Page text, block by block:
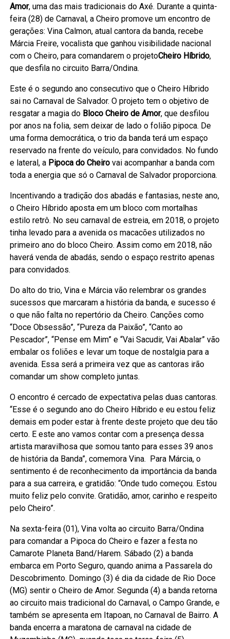
Amor, uma das mais tradicionais do Axé. Durante a quinta-
feira (28) de Carnaval, a Cheiro promove um encontro de
gerações: Vina Calmon, atual cantora da banda, recebe
Márcia Freire, vocalista que ganhou visibilidade nacional
com o Cheiro, para comandarem o projetoCheiro Híbrido,
que desfila no circuito Barra/Ondina.
Este é o segundo ano consecutivo que o Cheiro Híbrido
sai no Carnaval de Salvador. O projeto tem o objetivo de
resgatar a magia do Bloco Cheiro de Amor, que desfilou
por anos na folia, sem deixar de lado o folião pipoca. De
uma forma democrática, o trio da banda terá um espaço
reservado na frente do veículo, para convidados. No fundo
e lateral, a Pipoca do Cheiro vai acompanhar a banda com
toda a energia que só o Carnaval de Salvador proporciona.
Incentivando a tradição dos abadás e fantasias, neste ano,
o Cheiro Híbrido aposta em um bloco com mortalhas
estilo retrô. No seu carnaval de estreia, em 2018, o projeto
tinha levado para a avenida os macacões utilizados no
primeiro ano do bloco Cheiro. Assim como em 2018, não
haverá venda de abadás, sendo o espaço restrito apenas
para convidados.
Do alto do trio, Vina e Márcia vão relembrar os grandes
sucessos que marcaram a história da banda, e sucesso é
o que não falta no repertório da Cheiro. Canções como
“Doce Obsessão”, “Pureza da Paixão”, “Canto ao
Pescador”, “Pense em Mim” e “Vai Sacudir, Vai Abalar” vão
embalar os foliões e levar um toque de nostalgia para a
avenida. Essa será a primeira vez que as cantoras irão
comandar um show completo juntas.
O encontro é cercado de expectativa pelas duas cantoras.
“Esse é o segundo ano do Cheiro Híbrido e eu estou feliz
demais em poder estar à frente deste projeto que deu tão
certo. E este ano vamos contar com a presença dessa
artista maravilhosa que somou tanto para esses 39 anos
de história da Banda”, comemora Vina. Para Márcia, o
sentimento é de reconhecimento da importância da banda
para a sua carreira, e gratidão: “Onde tudo começou. Estou
muito feliz pelo convite. Gratidão, amor, carinho e respeito
pelo Cheiro”.
Na sexta-feira (01), Vina volta ao circuito Barra/Ondina
para comandar a Pipoca do Cheiro e fazer a festa no
Camarote Planeta Band/Harem. Sábado (2) a banda
embarca em Porto Seguro, quando anima a Passarela do
Descobrimento. Domingo (3) é dia da cidade de Rio Doce
(MG) sentir o Cheiro de Amor. Segunda (4) a banda retorna
ao circuito mais tradicional do Carnaval, o Campo Grande, e
também se apresenta em Itapoan, no Carnaval de Bairro. A
banda encerra a maratona de carnaval na cidade de